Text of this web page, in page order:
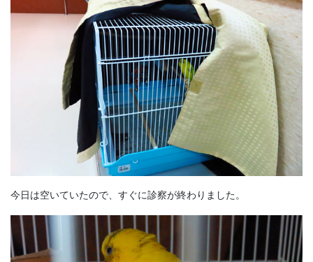
今日は空いていたので、すぐに診察が終わりました。